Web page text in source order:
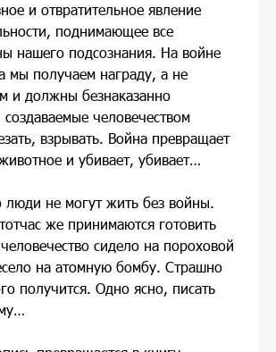
и отвратительное явление
поднимающее все
нашего подсознания. На войне
мы получаем награду, а не
и должны безнаказанно
человечеством
взрывать. Война превращает
и убивает, убивает…
люди не могут жить без войны.
же принимаются готовить
сидело на пороховой
на атомную бомбу. Страшно
получится. Одно ясно, писать